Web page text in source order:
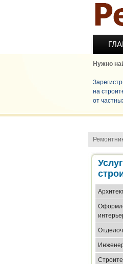
Перейти к основному содержанию
Нужно
на
от